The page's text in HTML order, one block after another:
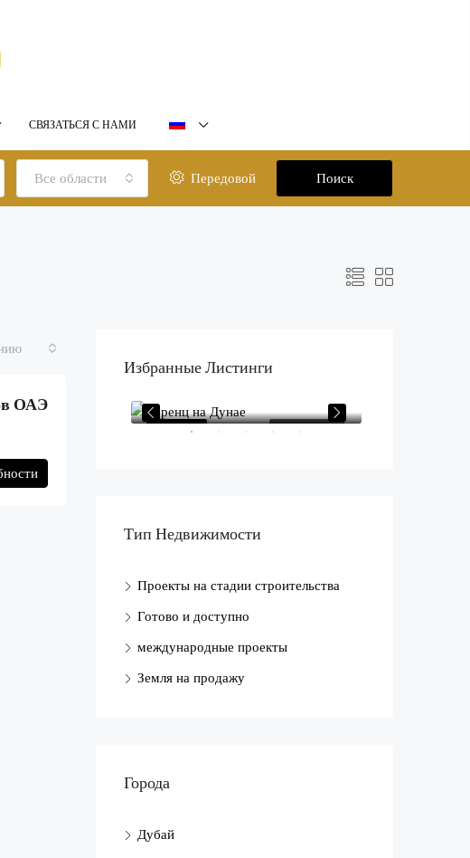
СВЯЗАТЬСЯ С НАМИ
Все области Передовой Поиск
ОАЭ
Избранные Листинги
ДЛЯ ПРОДАЖИ
ИЗБРАННОЕ
Тип Недвижимости
Проекты на стадии строительства
Готово и доступно
международные проекты
Земля на продажу
Города
Дубай